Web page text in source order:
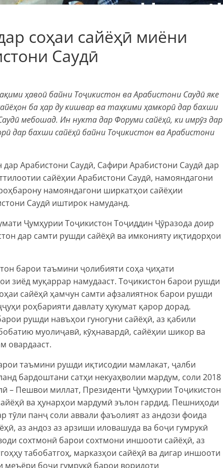
соҳаи сайёҳӣ миёни
Саудӣ
ҳавоӣ байни Тоҷикистон ва Арабистони Саудӣ яке
ба ҳар ду кишвар ва таҳкими ҳамкорӣ дар бахши
мебошад. Ин нукта дар Форуми сайёҳӣ, ки имрӯз дар
дар бахши сайёҳӣ байни Тоҷикистон ва Арабистони
Арабистони Саудӣ, Сафири Арабистони Саудӣ дар
сайёҳии Арабистони Саудӣ, намояндагони
намояндагони ширкатҳои сайёҳии
Саудӣ иштирок намуданд.
Ҷумҳурии Тоҷикистон Тоҷиддин Ҷӯразода доир
дар самти рушди сайёҳӣ ва имконияту иқтидорҳои
барои таъмини ҷолибияти соҳа ҷиҳати
зиёд муқаррар намудааст. Тоҷикистон барои рушди
сайёҳӣ ҳамчун самти афзалиятнок барои рушди
роҳбарияти давлату ҳукумат қарор дорад.
рушди навъҳои гуногуни сайёҳӣ, аз қабили
муолиҷавӣ, кӯҳнавардӣ, сайёҳии шикор ва
овардааст.
таъмини рушди иқтисодии мамлакат, ҷалби
бардоштани сатҳи некуаҳволии мардум, соли 2018
– Пешвои миллат, Президенти Ҷумҳурии Тоҷикистон
ва ҳунарҳои мардумӣ эълон гардид. Пешниҳоди
тӯли панҷ соли аввали фаъолият аз андози фоида
аз андоз аз арзиши иловашуда ва боҷи гумрукӣ
сохтмонӣ барои сохтмони иншооти сайёҳӣ, аз
табобатгоҳ, марказҳои сайёҳӣ ва дигар иншооти
меъёри боҷи гумрукӣ барои воридоти